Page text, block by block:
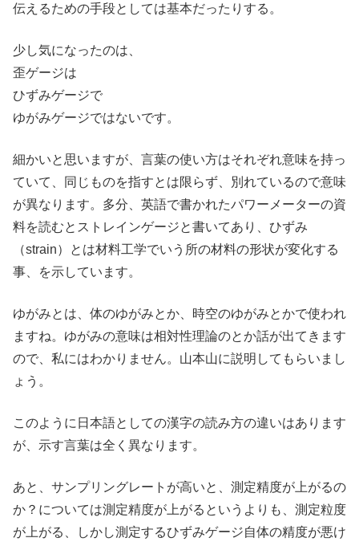
伝えるための手段としては基本だったりする。
少し気になったのは、
歪ゲージは
ひずみゲージで
ゆがみゲージではないです。
細かいと思いますが、言葉の使い方はそれぞれ意味を持っ
ていて、同じものを指すとは限らず、別れているので意味
が異なります。多分、英語で書かれたパワーメーターの資
料を読むとストレインゲージと書いてあり、ひずみ
（strain）とは材料工学でいう所の材料の形状が変化する
事、を示しています。
ゆがみとは、体のゆがみとか、時空のゆがみとかで使われ
ますね。ゆがみの意味は相対性理論のとか話が出てきます
ので、私にはわかりません。山本山に説明してもらいまし
ょう。
このように日本語としての漢字の読み方の違いはあります
が、示す言葉は全く異なります。
あと、サンプリングレートが高いと、測定精度が上がるの
か？については測定精度が上がるというよりも、測定粒度
が上がる、しかし測定するひずみゲージ自体の精度が悪け